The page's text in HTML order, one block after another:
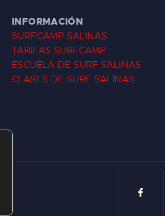
INFORMACIÓN
SURFCAMP SALINAS
TARIFAS SURFCAMP
ESCUELA DE SURF SALINAS
CLASES DE SURF SALINAS